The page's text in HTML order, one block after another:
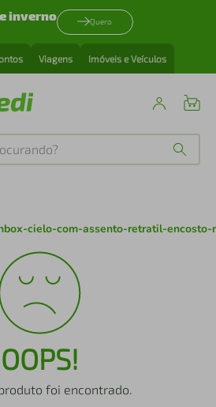
inverno Quero
Viagens Imóveis e Veículos
cielo-com-assento-retratil-
OOPS!
foi encontrado.